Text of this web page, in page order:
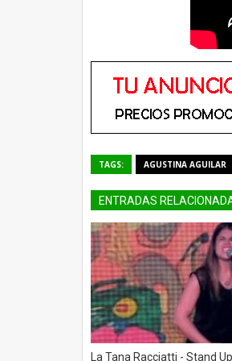
TAGS: AGUSTINA AGUILAR
ENTRADAS
La Tana Racciatti - Stand